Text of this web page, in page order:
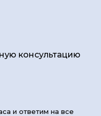
консультацию
и ответим на все